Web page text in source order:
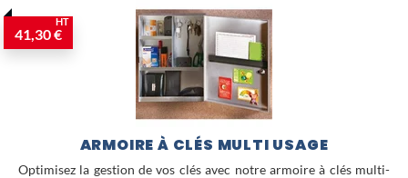
41,30 €
HT
ARMOIRE À CLÉS MULTI USAGE
Optimisez la gestion de vos clés avec notre armoire à clés multi-